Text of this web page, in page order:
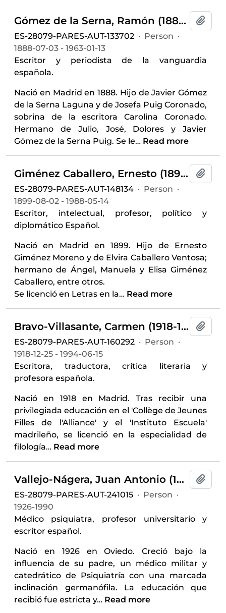
Gómez de la Serna, Ramón (1888-1963)
ES-28079-PARES-AUT-133702 · Person ·
1888-07-03 - 1963-01-13
Escritor y periodista de la vanguardia
española.
Nació en Madrid en 1888. Hijo de Javier Gómez
de la Serna Laguna y de Josefa Puig Coronado,
sobrina de la escritora Carolina Coronado.
Hermano de Julio, José, Dolores y Javier
Gómez de la Serna Puig. Se le… Read more
Giménez Caballero, Ernesto (1899-1988)
ES-28079-PARES-AUT-148134 · Person ·
1899-08-02 - 1988-05-14
Escritor, intelectual, profesor, político y
diplomático Español.
Nació en Madrid en 1899. Hijo de Ernesto
Giménez Moreno y de Elvira Caballero Ventosa;
hermano de Ángel, Manuela y Elisa Giménez
Caballero, entre otros.
Se licenció en Letras en la… Read more
Bravo-Villasante, Carmen (1918-1994)
ES-28079-PARES-AUT-160292 · Person ·
1918-12-25 - 1994-06-15
Escritora, traductora, crítica literaria y
profesora española.
Nació en 1918 en Madrid. Tras recibir una
privilegiada educación en el 'Collège de Jeunes
Filles de l'Alliance' y el 'Instituto Escuela'
madrileño, se licenció en la especialidad de
filología… Read more
Vallejo-Nágera, Juan Antonio (1926-1990)
ES-28079-PARES-AUT-241015 · Person ·
1926-1990
Médico psiquiatra, profesor universitario y
escritor español.
Nació en 1926 en Oviedo. Creció bajo la
influencia de su padre, un médico militar y
catedrático de Psiquiatría con una marcada
inclinación germanófila. La educación que
recibió fue estricta y… Read more